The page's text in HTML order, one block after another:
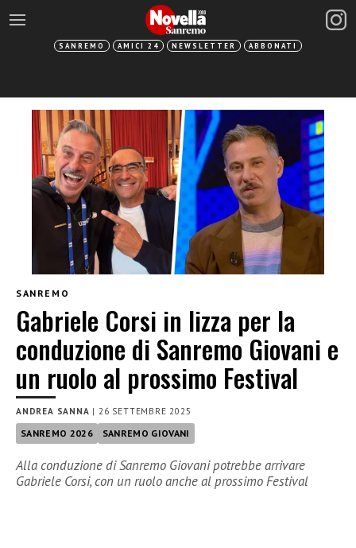
SANREMO AMICI 24 NEWSLETTER ABBONATI
SANREMO
Gabriele Corsi in lizza per la
conduzione di Sanremo Giovani e
un ruolo al prossimo Festival
ANDREA SANNA |26 SETTEMBRE 2025
SANREMO 2026 SANREMO GIOVANI
Alla conduzione di Sanremo Giovani potrebbe arrivare
Gabriele Corsi, con un ruolo anche al prossimo Festival